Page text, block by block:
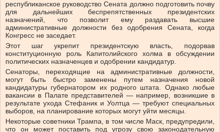
республиканское руководство Сената должно подготовить почву
для дальнейших беспрепятственных президентских
назначений, что позволит ему раздавать высшие
административные должности без одобрения Сената, когда
Конгресс не заседает.
Этот шаг укрепит президентскую власть, подорвав
конституционную роль Капитолийского холма в обсуждении
политических назначенцев и одобрении кандидатур.
Сенаторы, переходящие на административные должности,
могут быть быстро заменены путем назначения новой
кандидатуры губернатором их родного штата. Однако любые
вакансии в Палате представителей — например, возникшие в
результате ухода Стефаник и Уолтца — требуют специальных
выборов, на планирование которых могут уйти месяцы.
Некоторые советники Трампа, в том числе Маск, предупредили,
что он может поставить под угрозу свою законодательную